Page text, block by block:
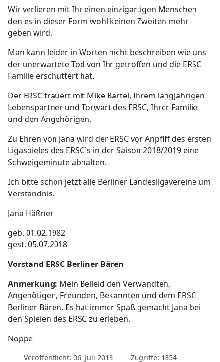
Wir verlieren mit Ihr einen einzigartigen Menschen
den es in dieser Form wohl keinen Zweiten mehr
geben wird.
Man kann leider in Worten nicht beschreiben wie uns
der unerwartete Tod von Ihr getroffen und die ERSC
Familie erschüttert hat.
Der ERSC trauert mit Mike Bartel, Ihrem langjährigen
Lebenspartner und Torwart des ERSC, Ihrer Familie
und den Angehörigen.
Zu Ehren von Jana wird der ERSC vor Anpfiff des ersten
Ligaspieles des ERSC`s in der Saison 2018/2019 eine
Schweigeminute abhalten.
Ich bitte schon jetzt alle Berliner Landesligavereine um
Verständnis.
Jana Häßner
geb. 01.02.1982
gest. 05.07.2018
Vorstand ERSC Berliner Bären
Anmerkung: Mein Beileid den Verwandten,
Angehötigen, Freunden, Bekannten und dem ERSC
Berliner Bären. Es hat immer Spaß gemacht Jana bei
den Spielen des ERSC zu erleben.
Noppe
Veröffentlicht: 06. Juli 2018 Zugriffe: 1354